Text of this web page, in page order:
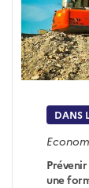
DANS
une